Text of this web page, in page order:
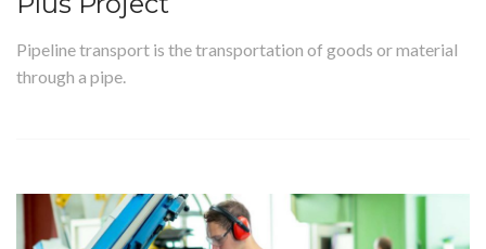
Pipeline transport is the transportation of goods or material
through a pipe.